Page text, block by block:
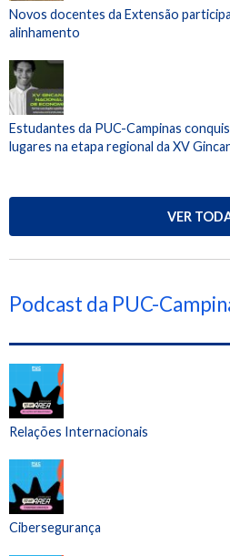
Novos docentes da Extensão
alinhamento
Estudantes da PUC-Campinas
lugares na etapa regional da XV
VER
Podcast da PUC-
Relações Internacionais
Cibersegurança